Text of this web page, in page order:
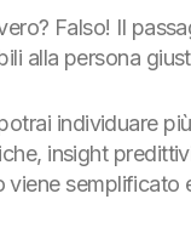
Falso! Il
alla persona
individuare
insight
semplificato